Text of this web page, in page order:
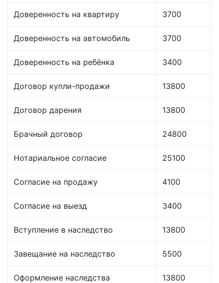
Доверенность на квартиру 3700
Доверенность на автомобиль 3700
Доверенность на ребёнка 3400
Договор купли-продажи 13800
Договор дарения 13800
Брачный договор 24800
Нотариальное согласие 25100
Согласие на продажу 4100
Согласие на выезд 3400
Вступление в наследство 13800
Завещание на наследство 5500
Оформление наследства 13800